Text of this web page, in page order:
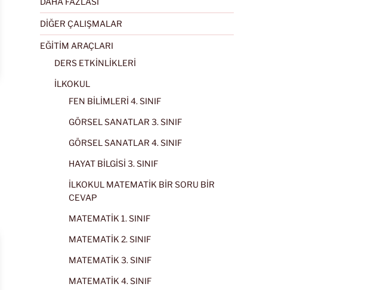
DİĞER ÇALIŞMALAR
EĞİTİM ARAÇLARI
DERS ETKİNLİKLERİ
İLKOKUL
FEN BİLİMLERİ 4. SINIF
GÖRSEL SANATLAR 3. SINIF
GÖRSEL SANATLAR 4. SINIF
HAYAT BİLGİSİ 3. SINIF
İLKOKUL MATEMATİK BİR SORU BİR
CEVAP
MATEMATİK 1. SINIF
MATEMATİK 2. SINIF
MATEMATİK 3. SINIF
MATEMATİK 4. SINIF